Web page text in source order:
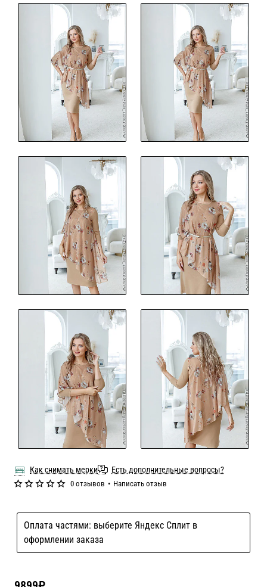
Как снимать мерки Есть дополнительные вопросы?
Оплата частями: выберите Яндекс Сплит в
оформлении заказа
0 отзывов • Написать отзыв